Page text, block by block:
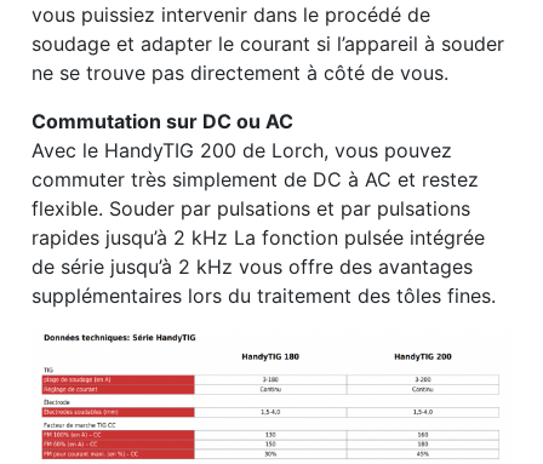
vous puissiez intervenir dans le procédé de
soudage et adapter le courant si l’appareil à souder
ne se trouve pas directement à côté de vous.
Commutation sur DC ou AC
Avec le HandyTIG 200 de Lorch, vous pouvez
commuter très simplement de DC à AC et restez
flexible. Souder par pulsations et par pulsations
rapides jusqu’à 2 kHz La fonction pulsée intégrée
de série jusqu’à 2 kHz vous offre des avantages
supplémentaires lors du traitement des tôles fines.